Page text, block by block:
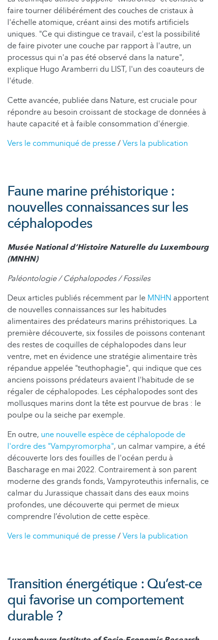
faire tourner délibérément des couches de cristaux à
l'échelle atomique, créant ainsi des motifs artificiels
uniques. "Ce qui distingue ce travail, c'est la possibilité
de faire pivoter une couche par rapport à l'autre, un
processus qui n'a pas été observé dans la nature",
explique Hugo Aramberri du LIST, l'un des coauteurs de
l'étude.
Cette avancée, publiée dans Nature, est cruciale pour
répondre au besoin croissant de stockage de données à
haute capacité et à faible consommation d'énergie.
Vers le communiqué de presse/Vers la publication
Faune marine préhistorique :
nouvelles connaissances sur les
céphalopodes
Musée National d’Histoire Naturelle du Luxembourg
(MNHN)
Paléontologie / Céphalopodes / Fossiles
Deux articles publiés récemment par le MNHN apportent
de nouvelles connaissances sur les habitudes
alimentaires des prédateurs marins préhistoriques. La
première découverte, six fossiles de poissons contenant
des restes de coquilles de céphalopodes dans leur
ventre, met en évidence une stratégie alimentaire très
répandue appelée "teuthophagie", qui indique que ces
anciens poissons prédateurs avaient l'habitude de se
régaler de céphalopodes. Les céphalopodes sont des
mollusques marins dont la tête est pourvue de bras : le
poulpe ou la seiche par exemple.
En outre, une nouvelle espèce de céphalopode de
l'ordre des "Vampyromorpha", un calmar vampire, a été
découverte lors des fouilles de l'océan perdu à
Bascharage en mai 2022. Contrairement à son parent
moderne des grands fonds, Vampyroteuthis infernalis, ce
calmar du Jurassique chassait dans des eaux moins
profondes, une découverte qui permet de mieux
comprendre l’évolution de cette espèce.
Vers le communiqué de presse/Vers la publication
Transition énergétique : Qu’est-ce
qui favorise un comportement
durable ?